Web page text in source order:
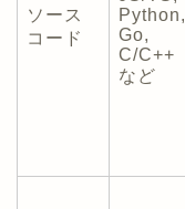
ソース
コード
Python,
Go,
C/C++
など